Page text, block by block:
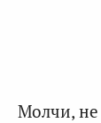
Молчи,